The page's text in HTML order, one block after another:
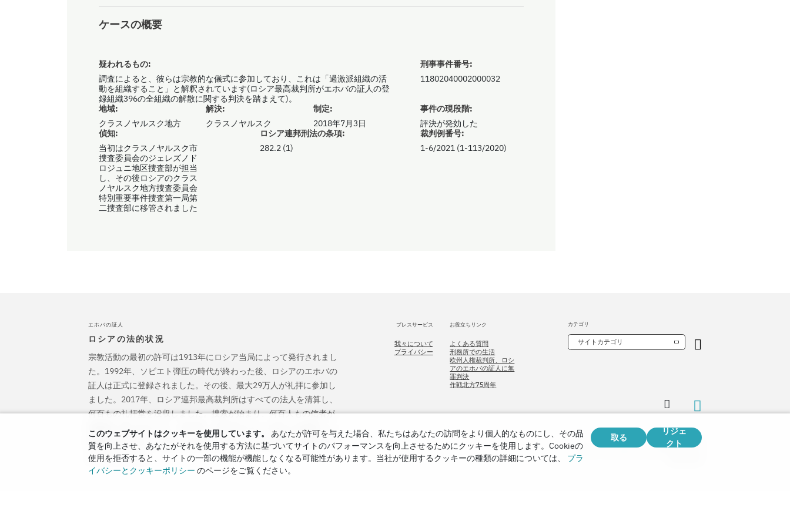
ケースの概要
地域:
クラスノヤルスク地方
解決:
クラスノヤルスク
疑われるもの:
調査によると、彼らは宗教的な儀式に参加しており、これは「過激派組織の活
動を組織すること」と解釈されています(ロシア最高裁判所がエホバの証人の登
録組織396の全組織の解散に関する判決を踏まえて)。
刑事事件番号:
11802040002000032
制定:
2018年7月3日
事件の現段階:
評決が発効した
偵知:
当初はクラスノヤルスク市
捜査委員会のジェレズノド
ロジュニ地区捜査部が担当
し、その後ロシアのクラス
ノヤルスク地方捜査委員会
特別重要事件捜査第一局第
二捜査部に移管されました
ロシア連邦刑法の条項:
282.2 (1)
裁判例番号:
1-6/2021 (1-113/2020)
エホバの証人
ロシアの法的状況
宗教活動の最初の許可は1913年にロシア当局によって発行されまし
た。1992年、ソビエト弾圧の時代が終わった後、ロシアのエホバの
証人は正式に登録されました。その後、最大29万人が礼拝に参加し
ました。2017年、ロシア連邦最高裁判所はすべての法人を清算し、
何百もの礼拝堂を没収しました。捜索が始まり、何百人もの信者が
刑務所に送られました。2022年、ECHRはエホバの証人を無罪とし、
刑事訴追を停止し、彼らに引き起こされたすべての危害を補償する
よう命じました。
プレスサービス
我々について
プライバシー
お役立ちリンク
よくある質問
刑務所での生活
欧州人権裁判所、ロシ
アのエホバの証人に無
罪判決
作戦北方75周年
カテゴリ
サイトカテゴリ
Copyright © 2026
このウェブサイトはクッキーを使用しています。
あなたが許可を与えた場合、私たちはあなたの訪問をより個人的なものにし、その品
質を向上させ、あなたがそれを使用する方法に基づいてサイトのパフォーマンスを向上させるためにクッキーを使用します。Cookieの
使用を拒否すると、サイトの一部の機能が機能しなくなる可能性があります。当社が使用するクッキーの種類の詳細については、 プラ
イバシーとクッキーポリシー のページをご覧ください。
取る
リジェ
クト